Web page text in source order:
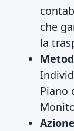
che
la
Piano